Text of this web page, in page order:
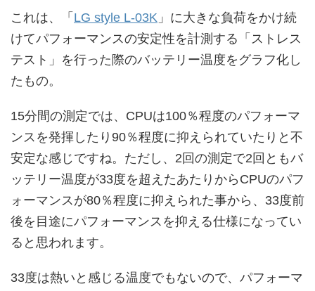
これは、「 LG style L-03K 」に大きな負荷をかけ続
けてパフォーマンスの安定性を計測する「ストレス
テスト」を行った際のバッテリー温度をグラフ化し
たもの。
15分間の測定では、CPUは100％程度のパフォーマ
ンスを発揮したり90％程度に抑えられていたりと不
安定な感じですね。ただし、2回の測定で2回ともバ
ッテリー温度が33度を超えたあたりからCPUのパフ
ォーマンスが80％程度に抑えられた事から、33度前
後を目途にパフォーマンスを抑える仕様になってい
ると思われます。
33度は熱いと感じる温度でもないので、パフォーマ